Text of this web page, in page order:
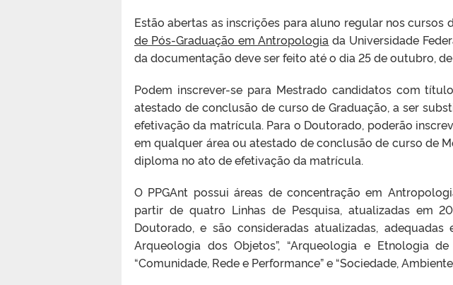
Estão abertas as inscrições para aluno regular nos cursos
de Pós-Graduação em Antropologia da Universidade
da documentação deve ser feito até o dia 25 de outubro,
Podem inscrever-se para Mestrado candidatos com
atestado de conclusão de curso de Graduação, a ser
efetivação da matrícula. Para o Doutorado, poderão
em qualquer área ou atestado de conclusão de curso de
diploma no ato de efetivação da matrícula.
O PPGAnt possui áreas de concentração em
partir de quatro Linhas de Pesquisa, atualizadas em
Doutorado, e são consideradas atualizadas,
Arqueologia dos Objetos”, “Arqueologia e Etnologia de
“Comunidade, Rede e Performance” e “Sociedade,